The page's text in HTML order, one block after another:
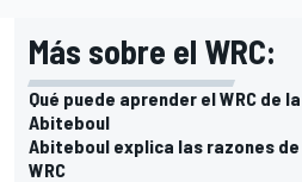
Más sobre el WRC:
Qué puede aprender el WRC de
Abiteboul
Abiteboul explica las razones
WRC